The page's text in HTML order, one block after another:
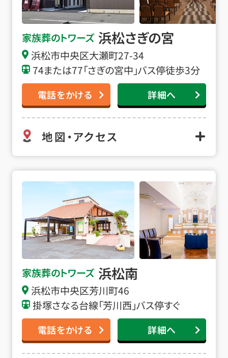
家族葬のトワーズ 浜松さぎの宮
浜松市中央区大瀬町27-34
74または77「さぎの宮中」バス停徒歩3分
電話をかける 詳細へ
地図・アクセス
家族葬のトワーズ 浜松南
浜松市中央区芳川町46
掛塚さなる台線「芳川西」バス停すぐ
電話をかける 詳細へ
浜松南の詳細へ